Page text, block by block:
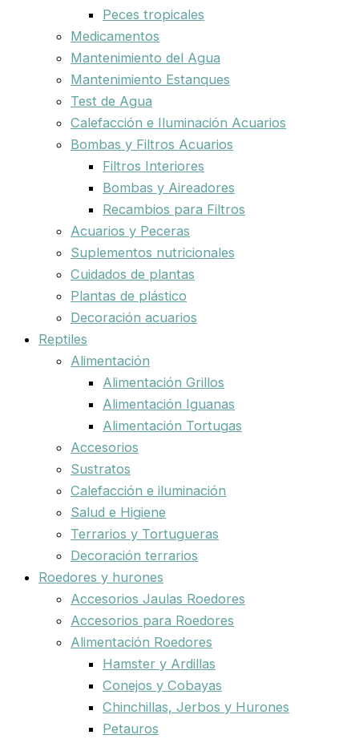
Peces tropicales
Medicamentos
Mantenimiento del Agua
Mantenimiento Estanques
Test de Agua
Calefacción e Iluminación Acuarios
Bombas y Filtros Acuarios
Filtros Interiores
Bombas y Aireadores
Recambios para Filtros
Acuarios y Peceras
Suplementos nutricionales
Cuidados de plantas
Plantas de plástico
Decoración acuarios
Reptiles
Alimentación
Alimentación Grillos
Alimentación Iguanas
Alimentación Tortugas
Accesorios
Sustratos
Calefacción e iluminación
Salud e Higiene
Terrarios y Tortugueras
Decoración terrarios
Roedores y hurones
Accesorios Jaulas Roedores
Accesorios para Roedores
Alimentación Roedores
Hamster y Ardillas
Conejos y Cobayas
Chinchillas, Jerbos y Hurones
Petauros